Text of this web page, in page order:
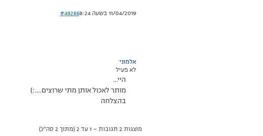
11/04/2019 בשעה 8:24 #49286
אלמוני
לא פעיל
היי…
מותר לאכול אותן מתי שרוצים….:)
בהצלחה
מוצגות 2 תגובות – 1 עד 2 (מתוך 2 סה״כ)